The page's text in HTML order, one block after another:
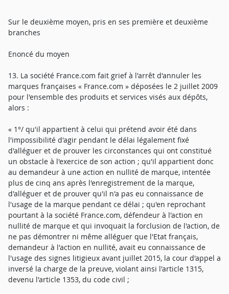
Sur le deuxième moyen, pris en ses première et deuxième
branches
Enoncé du moyen
13. La société France.com fait grief à l'arrêt d'annuler les
marques françaises « France.com » déposées le 2 juillet 2009
pour l'ensemble des produits et services visés aux dépôts,
alors :
« 1°/ qu'il appartient à celui qui prétend avoir été dans
l'impossibilité d'agir pendant le délai légalement fixé
d'alléguer et de prouver les circonstances qui ont constitué
un obstacle à l'exercice de son action ; qu'il appartient donc
au demandeur à une action en nullité de marque, intentée
plus de cinq ans après l'enregistrement de la marque,
d'alléguer et de prouver qu'il n'a pas eu connaissance de
l'usage de la marque pendant ce délai ; qu'en reprochant
pourtant à la société France.com, défendeur à l'action en
nullité de marque et qui invoquait la forclusion de l'action, de
ne pas démontrer ni même alléguer que l'Etat français,
demandeur à l'action en nullité, avait eu connaissance de
l'usage des signes litigieux avant juillet 2015, la cour d'appel a
inversé la charge de la preuve, violant ainsi l'article 1315,
devenu l'article 1353, du code civil ;